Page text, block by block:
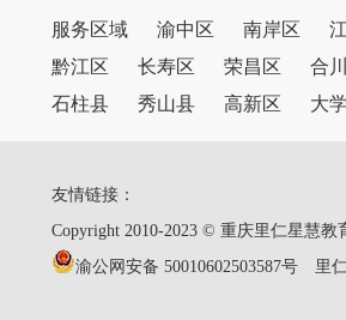
服务区域 渝中区 南岸区
黔江区
长寿区 荣昌区 合
石柱县
秀山县 高新区 大
友情链接：
Copyright 2010-2023 © 重庆里仁星慧
渝公网安备 50010602503587号
里